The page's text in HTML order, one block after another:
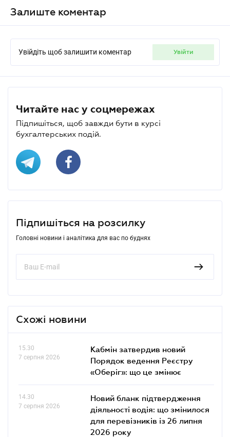
Залиште коментар
Увійдіть щоб залишити коментар увійти
Читайте нас у соцмережах
Підпишіться, щоб завжди бути в курсі
бухгалтерських подій.
Підпишіться на розсилку
Головні новини і аналітика для вас по буднях
Схожі новини
15.30
7 серпня 2026
Кабмін затвердив новий
Порядок ведення Реєстру
«Оберіг»: що це змінює
14.30
7 серпня 2026
Новий бланк підтвердження
діяльності водія: що змінилося
для перевізників із 26 липня
2026 року